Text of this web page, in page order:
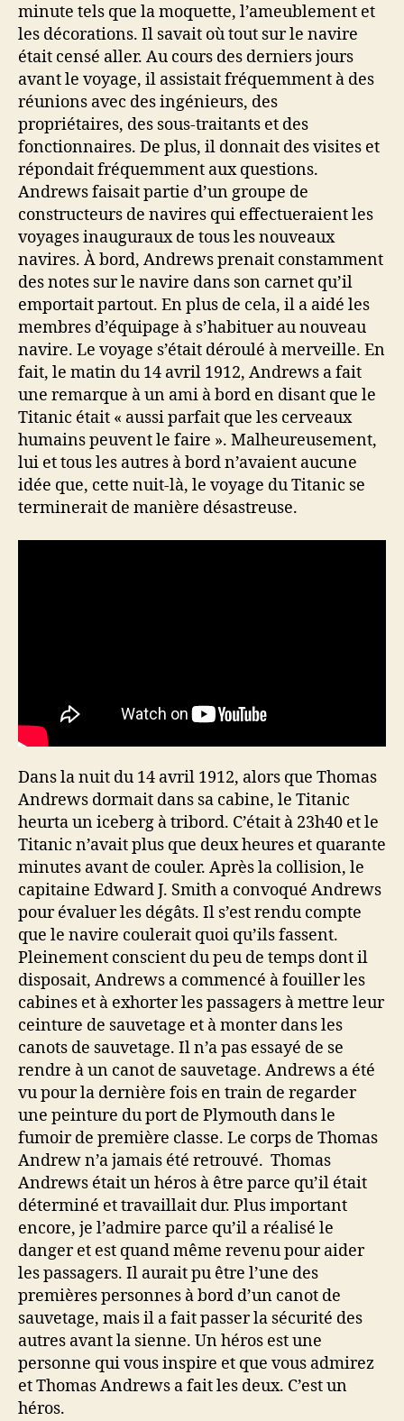
minute tels que la moquette, l’ameublement et
les décorations. Il savait où tout sur le navire
était censé aller. Au cours des derniers jours
avant le voyage, il assistait fréquemment à des
réunions avec des ingénieurs, des
propriétaires, des sous-traitants et des
fonctionnaires. De plus, il donnait des visites et
répondait fréquemment aux questions.
Andrews faisait partie d’un groupe de
constructeurs de navires qui effectueraient les
voyages inauguraux de tous les nouveaux
navires. À bord, Andrews prenait constamment
des notes sur le navire dans son carnet qu’il
emportait partout. En plus de cela, il a aidé les
membres d’équipage à s’habituer au nouveau
navire. Le voyage s’était déroulé à merveille. En
fait, le matin du 14 avril 1912, Andrews a fait
une remarque à un ami à bord en disant que le
Titanic était « aussi parfait que les cerveaux
humains peuvent le faire ». Malheureusement,
lui et tous les autres à bord n’avaient aucune
idée que, cette nuit-là, le voyage du Titanic se
terminerait de manière désastreuse.
Dans la nuit du 14 avril 1912, alors que Thomas
Andrews dormait dans sa cabine, le Titanic
heurta un iceberg à tribord. C’était à 23h40 et le
Titanic n’avait plus que deux heures et quarante
minutes avant de couler. Après la collision, le
capitaine Edward J. Smith a convoqué Andrews
pour évaluer les dégâts. Il s’est rendu compte
que le navire coulerait quoi qu’ils fassent.
Pleinement conscient du peu de temps dont il
disposait, Andrews a commencé à fouiller les
cabines et à exhorter les passagers à mettre leur
ceinture de sauvetage et à monter dans les
canots de sauvetage. Il n’a pas essayé de se
rendre à un canot de sauvetage. Andrews a été
vu pour la dernière fois en train de regarder
une peinture du port de Plymouth dans le
fumoir de première classe. Le corps de Thomas
Andrew n’a jamais été retrouvé. Thomas
Andrews était un héros à être parce qu’il était
déterminé et travaillait dur. Plus important
encore, je l’admire parce qu’il a réalisé le
danger et est quand même revenu pour aider
les passagers. Il aurait pu être l’une des
premières personnes à bord d’un canot de
sauvetage, mais il a fait passer la sécurité des
autres avant la sienne. Un héros est une
personne qui vous inspire et que vous admirez
et Thomas Andrews a fait les deux. C’est un
héros.